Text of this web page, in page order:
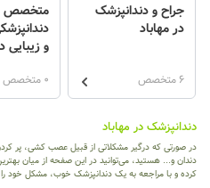
جراح و دندانپزشک
در مهاباد
6 متخصص
متخصص
و زیبایی
0 متخصص
دندانپزشک در مهاباد
در صورتی که درگیر مشکلاتی از قبیل عصب کشی، پر
دندان و... هستید، می‌توانید در این صفحه از میان
کرده و با مراجعه به یک دندانپزشک خوب، مشکل خود را